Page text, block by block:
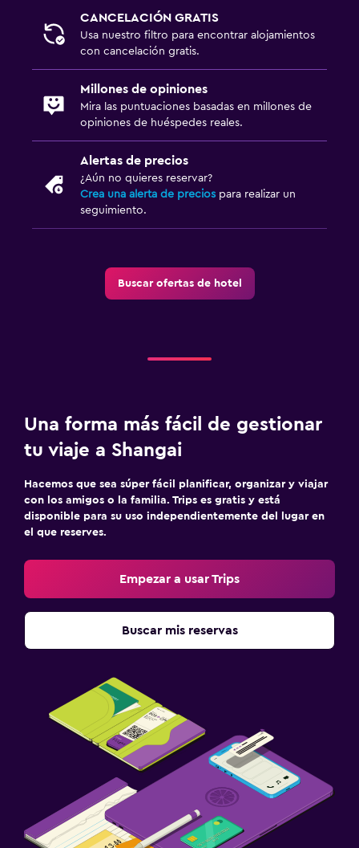
CANCELACIÓN GRATIS
Usa nuestro filtro para encontrar alojamientos
con cancelación gratis.
Millones de opiniones
Mira las puntuaciones basadas en millones de
opiniones de huéspedes reales.
Alertas de precios
¿Aún no quieres reservar?
Crea una alerta de precios para realizar un
seguimiento.
Buscar ofertas de hotel
Una forma más fácil de gestionar
tu viaje a Shangai
Hacemos que sea súper fácil planificar, organizar y viajar
con los amigos o la familia. Trips es gratis y está
disponible para su uso independientemente del lugar en
el que reserves.
Empezar a usar Trips
Buscar mis reservas